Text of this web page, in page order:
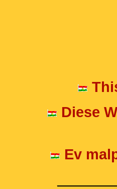
Diese
Ev